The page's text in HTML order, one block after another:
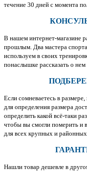
течение 30 дней с момента
В нашем интернет-магазине
прошлым. Два мастера
используем в своих
понаслышке рассказать о
Если сомневаетесь в
для определения размера
определить какой всё-таки
чтобы вы смогли померить и
для всех крупных и
Нашли товар дешевле в